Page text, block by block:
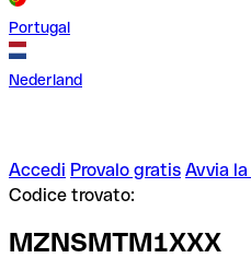
Portugal
Nederland
Accedi Provalo gratis Avvia
Codice trovato:
MZNSMTM1XXX